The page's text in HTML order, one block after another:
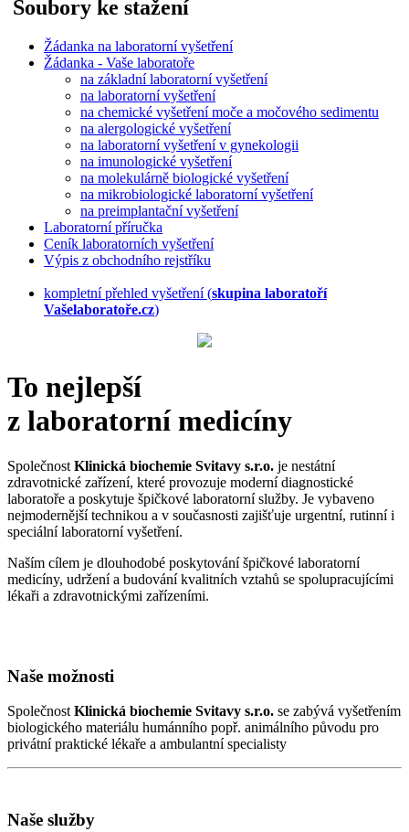
Soubory ke stažení
Žádanka na laboratorní vyšetření
Žádanka - Vaše laboratoře
na základní laboratorní vyšetření
na laboratorní vyšetření
na chemické vyšetření moče a močového sedimentu
na alergologické vyšetření
na laboratorní vyšetření v gynekologii
na imunologické vyšetření
na molekulárně biologické vyšetření
na mikrobiologické laboratorní vyšetření
na preimplantační vyšetření
Laboratorní příručka
Ceník laboratorních vyšetření
Výpis z obchodního rejstříku
kompletní přehled vyšetření (skupina laboratoří
Vašelaboratoře.cz)
To nejlepší
z laboratorní medicíny
Společnost Klinická biochemie Svitavy s.r.o. je nestátní
zdravotnické zařízení, které provozuje moderní diagnostické
laboratoře a poskytuje špičkové laboratorní služby. Je vybaveno
nejmodernější technikou a v současnosti zajišťuje urgentní, rutinní i
speciální laboratorní vyšetření.
Naším cílem je dlouhodobé poskytování špičkové laboratorní
medicíny, udržení a budování kvalitních vztahů se spolupracujícími
lékaři a zdravotnickými zařízeními.
Naše možnosti
Společnost Klinická biochemie Svitavy s.r.o. se zabývá vyšetřením
biologického materiálu humánního popř. animálního původu pro
privátní praktické lékaře a ambulantní specialisty
Naše služby